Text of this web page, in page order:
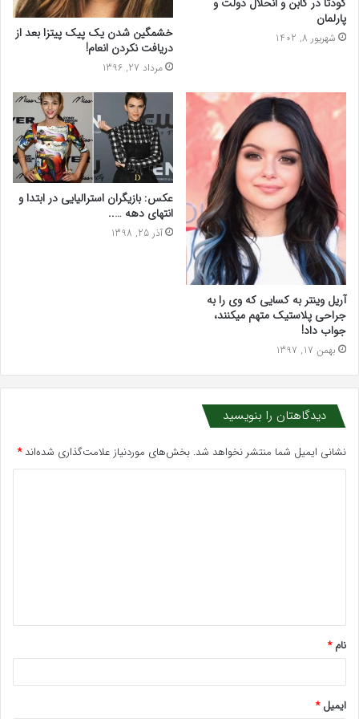
پارلمان
شهریور 8, 1402
خشمگین شدن یک پیک پیتزا بعد از
دریافت نکردن انعام!
مرداد 27, 1396
آریل وینتر به کسایی که وی را به
جراحی پلاستیک متهم میکنند،
جواب داد!
بهمن 17, 1397
عکس: بازیگران استرالیایی در ابتدا و
انتهای دهه …..
آذر 25, 1398
دیدگاهتان را بنویسید
نشانی ایمیل شما منتشر نخواهد شد. بخش‌های موردنیاز علامت‌گذاری شده‌اند*
*
نام*
ایمیل*